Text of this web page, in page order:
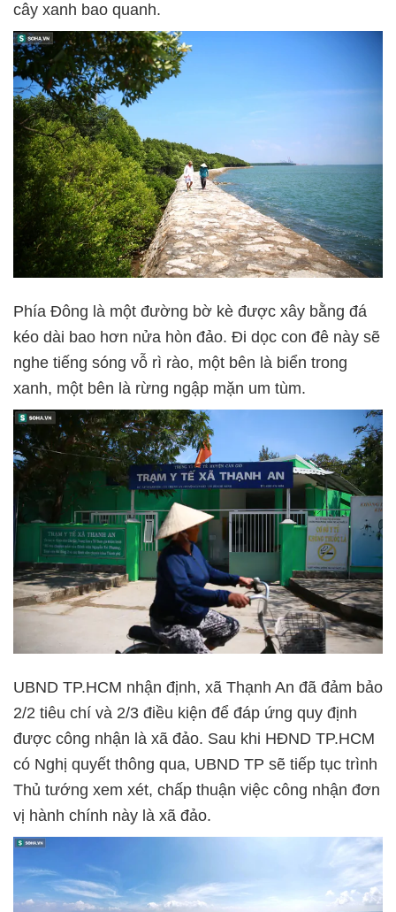
cây xanh bao quanh.
Phía Đông là một đường bờ kè được xây bằng đá
kéo dài bao hơn nửa hòn đảo. Đi dọc con đê này sẽ
nghe tiếng sóng vỗ rì rào, một bên là biển trong
xanh, một bên là rừng ngập mặn um tùm.
UBND TP.HCM nhận định, xã Thạnh An đã đảm bảo
2/2 tiêu chí và 2/3 điều kiện để đáp ứng quy định
được công nhận là xã đảo. Sau khi HĐND TP.HCM
có Nghị quyết thông qua, UBND TP sẽ tiếp tục trình
Thủ tướng xem xét, chấp thuận việc công nhận đơn
vị hành chính này là xã đảo.